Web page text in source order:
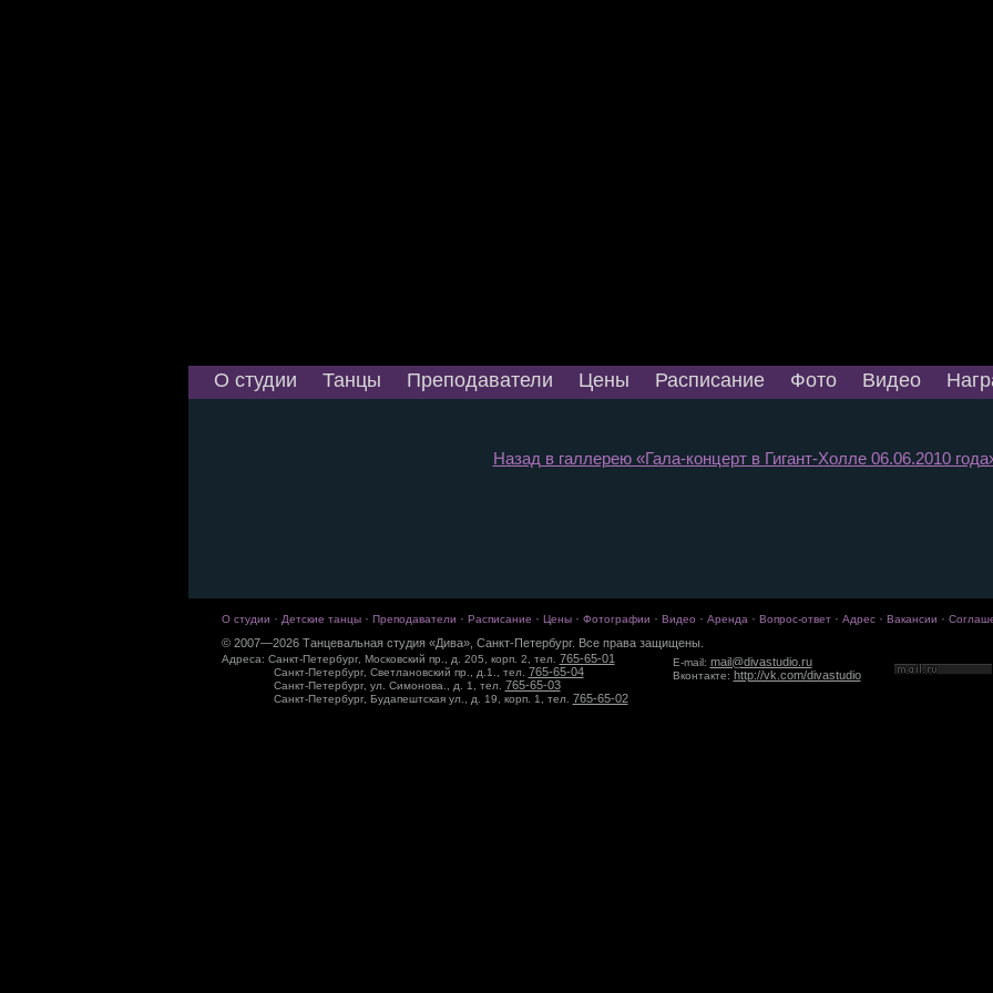
О студии Танцы Преподаватели Цены Расписание Фото Видео
Назад в галлерею «Гала-концерт в Гигант-Холле 06.06.2010
О студии · Детские танцы· Преподаватели · Расписание · Цены· Фотографии · Видео · Аренда· Вопрос-ответ· Адрес· Вакансии ·
© 2007—2026 Танцевальная студия «Дива», Санкт-Петербург. Все права защищены.
Адреса: Санкт-Петербург, Московский пр., д. 205, корп. 2, тел. 765-65-01
Санкт-Петербург, Светлановский пр., д.1., тел. 765-65-04
Санкт-Петербург, ул. Симонова., д. 1, тел. 765-65-03
Санкт-Петербург, Будапештская ул., д. 19, корп. 1, тел. 765-65-02
E-mail: mail@divastudio.ru
Вконтакте: http://vk.com/divastudio